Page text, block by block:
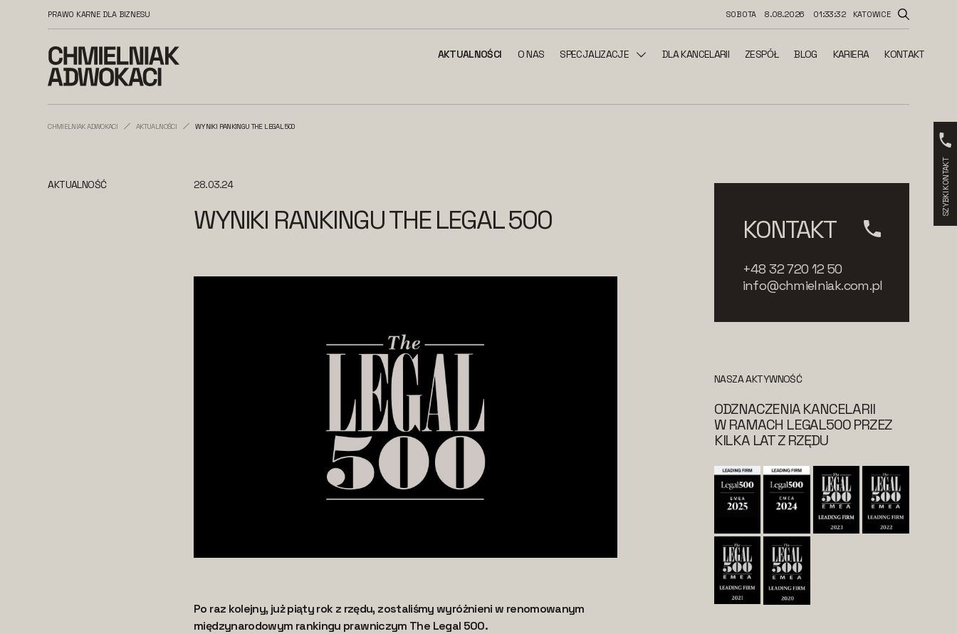
PRAWO KARNE DLA BIZNESU SOBOTA 8.08.2026 01:33:33 KATOWICE
AKTUALNOŚCI O NAS SPECJALIZACJE DLA KANCELARII ZESPÓŁ BLOG KARIERA KONTAKT
CHMIELNIAK ADWOKACI AKTUALNOŚCI WYNIKI RANKINGU THE LEGAL 500
AKTUALNOŚĆ 28.03.24
WYNIKI RANKINGU THE LEGAL 500
Po raz kolejny, już piąty rok z rzędu, zostaliśmy wyróżnieni w renomowanym
międzynarodowym rankingu prawniczym The Legal 500.
KONTAKT
+48 32 720 12 50
info@chmielniak.com.pl
NASZA AKTYWNOŚĆ
ODZNACZENIA KANCELARII
W RAMACH LEGAL500 PRZEZ
KILKA LAT Z RZĘDU
SZYBKI KONTAKT